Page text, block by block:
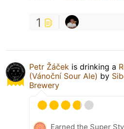
1
Petr Žáček is drinking a
(Vánoční Sour Ale) by
Brewery
Earned the Super